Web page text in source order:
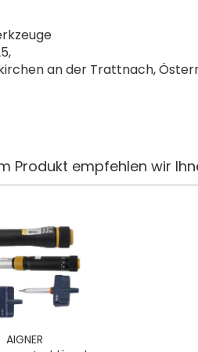
an der Trattnach,
Produkt empfehlen wir
AIGNER